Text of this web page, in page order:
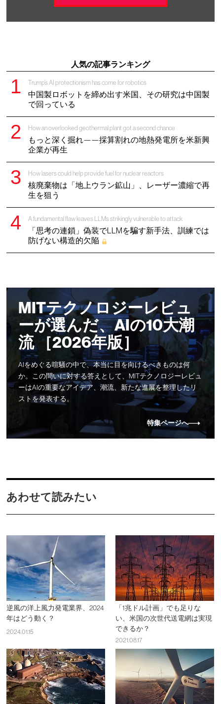
人気の記事ランキング
Trump’s AI protectionism has come for robotics
中国製ロボットを締め出す米国、その研究は中国製
で回っている
How an overlooked geothermal plant got a second chance
もっと深く掘れ——採算割れの地熱発電所を米新興
企業が再生
How lasers could help provide fuel for nuclear reactors
核廃棄物は「地上ウラン鉱山」、レーザー濃縮で再
生を狙う
A fundamental flaw leaves LLMs strikingly vulnerable to attack
「思考の連鎖」偽装でLLMを騙す新手法、訓練では
防げない構造的欠陥
MITテクノロジーレビュ
ーが選んだ、AIの10大潮
流 ［2026年版］
AIをめぐる喧騒の中で、本当に目を向けるべきものは何
か。この問いに対する答えとして、MITテクノロジーレビュ
ーはAIの重要なアイデア、潮流、新たな進展を整理したリ
ストを発表する。
特集ページへ
あわせて読みたい
逆風の洋上風力発電業界、2024
年はどう動く？
2024.01.15
「1兆ドル計画」でも足りな
い、米国の次世代送電網は実現
できるか？
2021.08.17